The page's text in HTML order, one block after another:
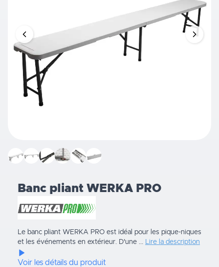
Banc pliant WERKA PRO
Le banc pliant WERKA PRO est idéal pour les pique-niques
et les événements en extérieur. D'une ... Lire la description
Voir les détails du produit